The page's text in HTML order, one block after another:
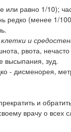
или равно 1/10);
редко (менее 1/
и
рвота,
высыпания, зуд.
- дисменорея,
и
врачу о